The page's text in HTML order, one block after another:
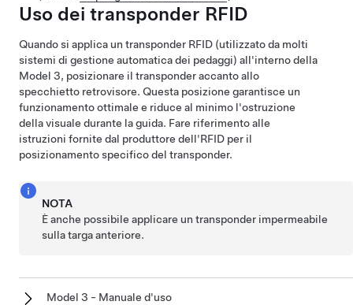
Uso dei transponder RFID
Quando si applica un transponder RFID (utilizzato da molti
sistemi di gestione automatica dei pedaggi) all'interno della
Model 3, posizionare il transponderaccanto allo
specchietto retrovisore. Questa posizione garantisce un
funzionamento ottimale e riduce al minimo l'ostruzione
della visuale durante la guida. Fare riferimento alle
istruzioni fornite dal produttore dell'RFID per il
posizionamento specifico del transponder.
NOTA
È anche possibile applicare un transponder impermeabile
sulla targa anteriore.
Model 3 - Manuale d'uso